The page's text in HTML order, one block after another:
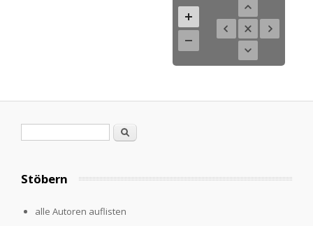
Search
Stöbern
alle Autoren auflisten